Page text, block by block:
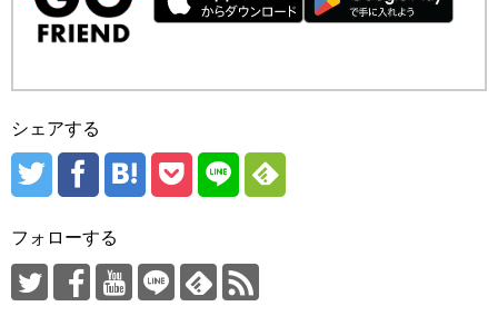
シェアする
フォローする